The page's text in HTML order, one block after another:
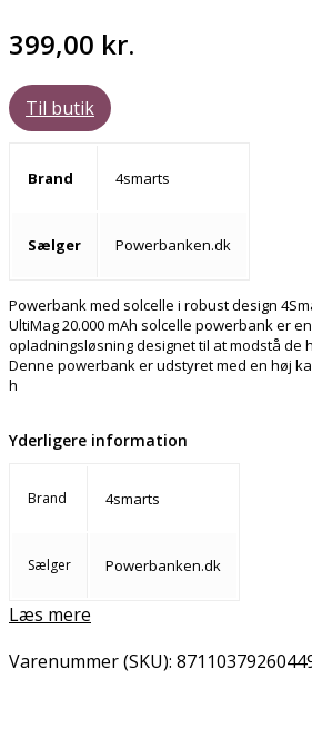
399,00 kr.
Til butik
Brand 4smarts
Sælger Powerbanken.dk
Powerbank med solcelle i robust design
UltiMag 20.000 mAh solcelle powerbank er
opladningsløsning designet til at modstå de
Denne powerbank er udstyret med en høj
h
Yderligere information
Brand 4smarts
Sælger Powerbanken.dk
Læs mere
Varenummer (SKU):